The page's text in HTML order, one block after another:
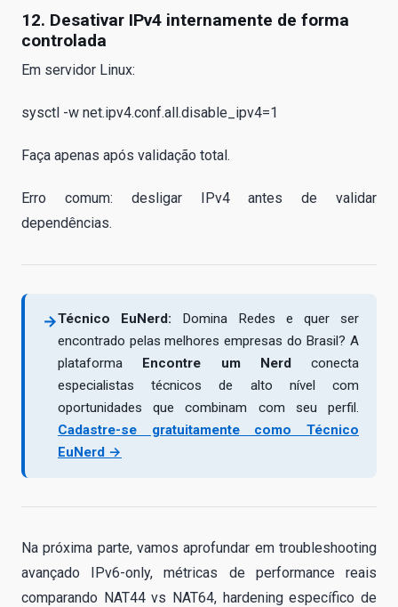
12. Desativar IPv4 internamente de forma
controlada
Em servidor Linux:
sysctl -w net.ipv4.conf.all.disable_ipv4=1
Faça apenas após validação total.
Erro comum: desligar IPv4 antes de validar
dependências.
→Técnico EuNerd: Domina Redes e quer ser
encontrado pelas melhores empresas do Brasil? A
plataforma Encontre um Nerdconecta
especialistas técnicos de alto nível com
oportunidades que combinam com seu perfil.
Cadastre-se gratuitamente como Técnico
EuNerd →
Na próxima parte, vamos aprofundar em troubleshooting
avançado IPv6-only, métricas de performance reais
comparando NAT44 vs NAT64, hardening específico de